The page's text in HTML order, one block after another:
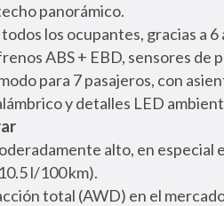
panorámico.
los ocupantes, gracias a
ABS + EBD, sensores de
para 7 pasajeros, con
y detalles LED
alto, en
l/100 km).
total (AWD) en el